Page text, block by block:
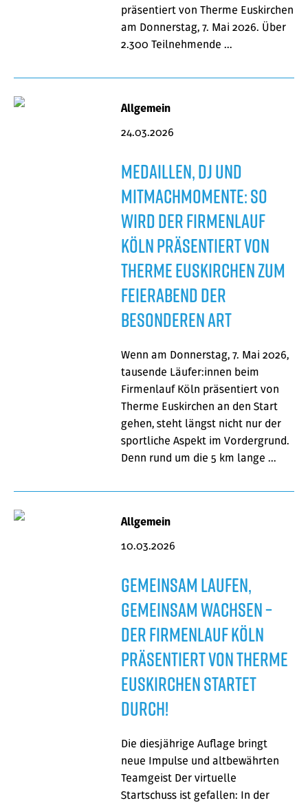
präsentiert von Therme Euskirchen
am Donnerstag, 7. Mai 2026. Über
2.300 Teilnehmende …
Allgemein
24.03.2026
Medaillen, DJ und
Mitmachmomente: So
wird der Firmenlauf
Köln präsentiert von
Therme Euskirchen zum
Feierabend der
besonderen Art
Wenn am Donnerstag, 7. Mai 2026,
tausende Läufer:innen beim
Firmenlauf Köln präsentiert von
Therme Euskirchen an den Start
gehen, steht längst nicht nur der
sportliche Aspekt im Vordergrund.
Denn rund um die 5 km lange …
Allgemein
10.03.2026
Gemeinsam laufen,
gemeinsam wachsen –
der Firmenlauf Köln
präsentiert von Therme
Euskirchen startet
durch!
Die diesjährige Auflage bringt
neue Impulse und altbewährten
Teamgeist Der virtuelle
Startschuss ist gefallen: In der